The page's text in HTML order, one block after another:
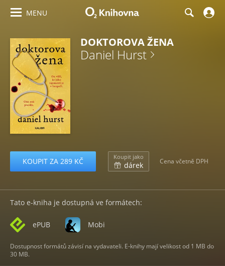
MENU
DOKTOROVA ŽENA
Daniel Hurst
KOUPIT ZA 289 KČ Koupit jako
dárek Cena včetně DPH
Tato e-kniha je dostupná ve formátech:
ePUB Mobi
Dostupnost formátů závisí na vydavateli. E-knihy mají velikost od 1 MB do
30 MB.